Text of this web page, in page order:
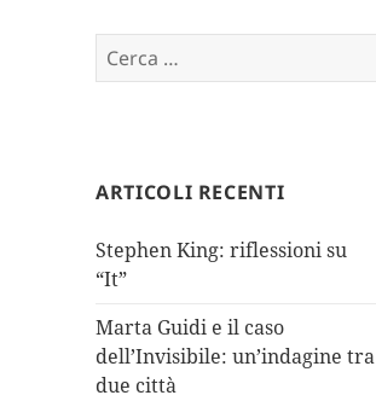
Ricerca
per:
ARTICOLI RECENTI
Stephen King: riflessioni su
“It”
Marta Guidi e il caso
dell’Invisibile: un’indagine tra
due città